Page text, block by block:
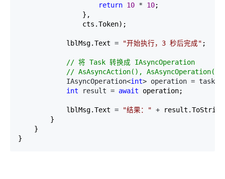
return 10 * 10;
                },
                cts.Token);
            lblMsg.Text
= "开始执行，3 秒后完成" ;
// 将 Task 转换成 IAsyncOperation
// AsAsyncAction(), AsAsyncOperation() 是
            IAsyncOperation<
int> operation =
int result = await operation;
            lblMsg.Text
= "结果： " +
        }
    }
}